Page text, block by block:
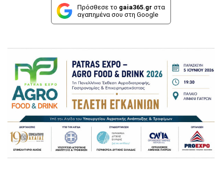
Πρόσθεσε το gaia365.gr στα
αγαπημένα σου στη Google